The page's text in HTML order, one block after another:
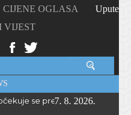
CIJENE OGLASA
VIJEST
Upute
se preko 1.700
7. 8. 2026.